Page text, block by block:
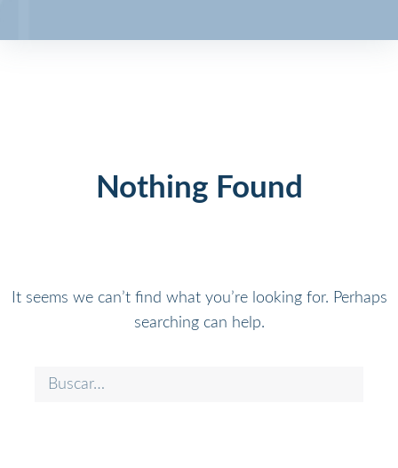
Nothing Found
It seems we can’t find what you’re looking for. Perhaps
searching can help.
Search